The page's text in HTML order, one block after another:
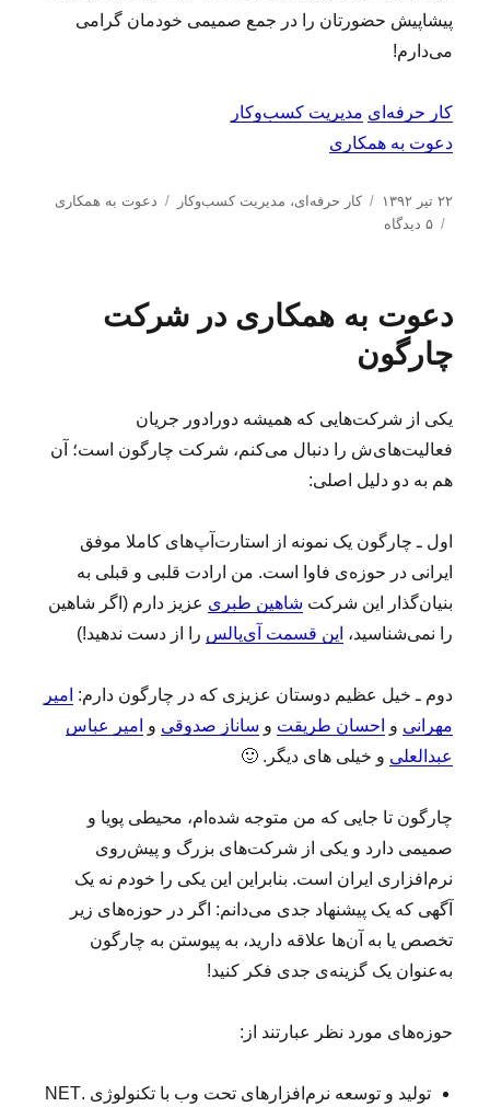
پیشاپیش حضورتان را در جمع صمیمی خودمان گرامی
می‌دارم!
کار حرفه‌ای مدیریت کسب‌و‌کار
دعوت به همکاری
ا
ش
ه
۲۲ تیر ۱۳۹۲
د
ا
کار حرفه‌ای، مدیریت كسب‌و‌كار
ب
ه
ا
دعوت به همکاری
۵ دیدگاه
د
و
ه
ه
م
ر
ی
ر
ش
ت
ف
ا
ر
دعوت به همکاری در شرکت
چارگون
یکی از شرکت‌هایی که همیشه دورادور جریان
فعالیت‌های‌ش را دنبال می‌کنم، شرکت چارگون است؛ آن
هم به دو دلیل اصلی:
اول ـ چارگون یک نمونه از استارت‌آپ‌های کاملا موفق
ایرانی در حوزه‌ی فاوا است. من ارادت قلبی و قبلی به
بنیان‌گذار این شرکت شاهین طبری عزیز دارم (اگر شاهین
را نمی‌شناسید، این قسمت آی‌پالس را از دست ندهید!)
دوم ـ خیل عظیم دوستان عزیزی که در چارگون دارم: امیر
مهرانی و احسان طریقت و ساناز صدوقی و امیر عباس
عبدالعلی و خیلی ‌های دیگر. 🙂
چارگون تا جایی که من متوجه شده‌ام، محیطی پویا و
صمیمی دارد و یکی از شرکت‌های بزرگ و پیش‌روی
نرم‌افزاری ایران است. بنابراین این یکی را خودم نه یک
آگهی که یک پیشنهاد جدی می‌دانم: اگر در حوزه‌های زیر
تخصص یا به آن‌ها علاقه دارید، به پیوستن به چارگون
به‌عنوان یک گزینه‌ی جدی فکر کنید!
حوزه‌های مورد نظر عبارتند از:
تولید و توسعه نرم‌افزارهای تحت وب با تکنولوژی .NET